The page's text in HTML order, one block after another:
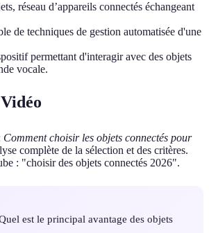
réseau d’appareils connectés échangeant
de techniques de gestion automatisée d'une
permettant d'interagir avec des objets
vocale.
Comment choisir les objets connectés pour
complète de la sélection et des critères.
: "choisir des objets connectés 2026".
est le principal avantage des objets